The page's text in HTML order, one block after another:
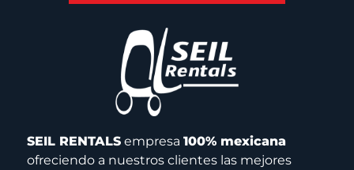
SEIL RENTALSempresa 100% mexicana
ofreciendo a nuestros clientes las mejores